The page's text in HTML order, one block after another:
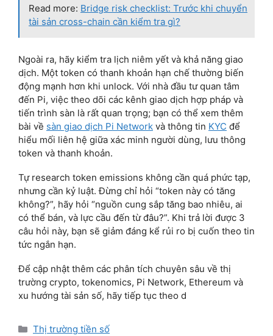
Read more: Bridge risk checklist: Trước khi chuyển
tài sản cross-chain cần kiểm tra gì?
Ngoài ra, hãy kiểm tra lịch niêm yết và khả năng giao
dịch. Một token có thanh khoản hạn chế thường biến
động mạnh hơn khi unlock. Với nhà đầu tư quan tâm
đến Pi, việc theo dõi các kênh giao dịch hợp pháp và
tiến trình sàn là rất quan trọng; bạn có thể xem thêm
bài về sàn giao dịch Pi Network và thông tin KYC để
hiểu mối liên hệ giữa xác minh người dùng, lưu thông
token và thanh khoản.
Tự research token emissions không cần quá phức tạp,
nhưng cần kỷ luật. Đừng chỉ hỏi “token này có tăng
không?”, hãy hỏi “nguồn cung sắp tăng bao nhiêu, ai
có thể bán, và lực cầu đến từ đâu?”. Khi trả lời được 3
câu hỏi này, bạn sẽ giảm đáng kể rủi ro bị cuốn theo tin
tức ngắn hạn.
Để cập nhật thêm các phân tích chuyên sâu về thị
trường crypto, tokenomics, Pi Network, Ethereum và
xu hướng tài sản số, hãy tiếp tục theo d
Categories
Thị trường tiền số